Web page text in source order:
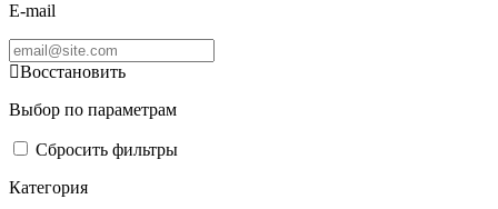
E-mail
Восстановить
Выбор по параметрам
Сбросить фильтры
Категория